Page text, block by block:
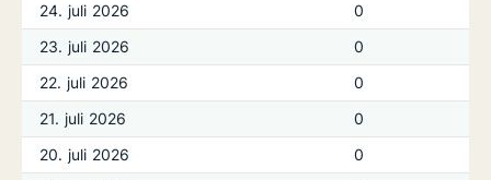
24. juli 2026
0
23. juli 2026
0
22. juli 2026
0
21. juli 2026
0
20. juli 2026
0